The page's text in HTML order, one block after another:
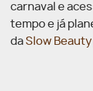
carnaval e
tempo e já
daSlow Beauty